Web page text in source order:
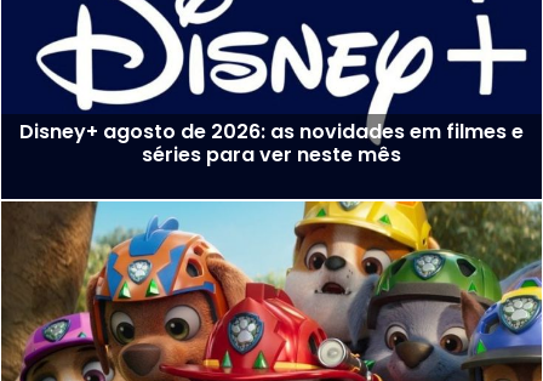
Disney+ agosto de 2026: as novidades em filmes e
séries para ver neste mês